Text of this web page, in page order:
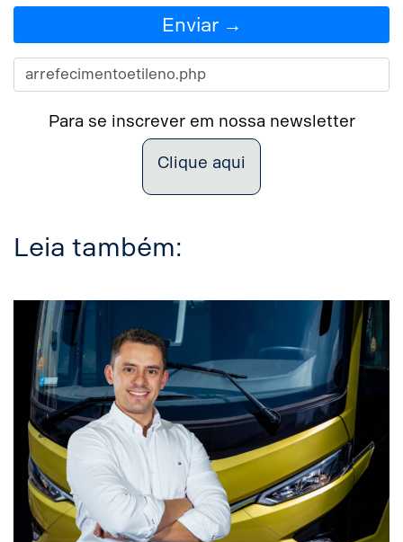
Enviar →
Para se inscrever em nossa newsletter
Clique aqui
Leia também: